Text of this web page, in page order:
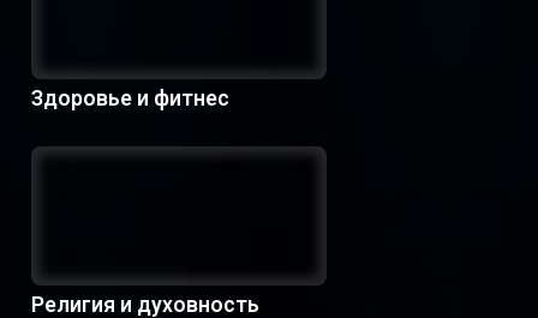
Здоровье и фитнес
Религия и духовность